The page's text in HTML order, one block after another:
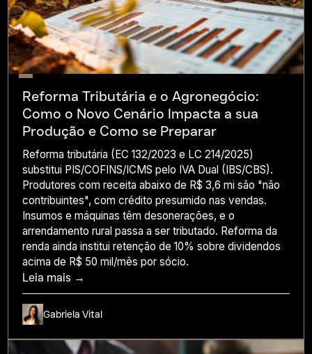
Reforma Tributária e o Agronegócio:
Como o Novo Cenário Impacta a sua
Produção e Como se Preparar
Reforma tributária (EC 132/2023 e LC 214/2025)
substitui PIS/COFINS/ICMS pelo IVA Dual (IBS/CBS).
Produtores com receita abaixo de R$ 3,6 mi são "não
contribuintes", com crédito presumido nas vendas.
Insumos e máquinas têm desonerações, e o
arrendamento rural passa a ser tributado. Reforma da
renda ainda institui retenção de 10% sobre dividendos
acima de R$ 50 mil/mês por sócio.
Leia mais →
Gabriela Vital